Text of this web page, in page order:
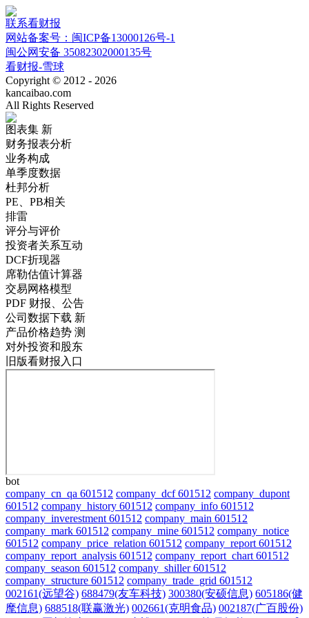
联系看财报
网站备案号：闽ICP备13000126号-1
闽公网安备 35082302000135号
看财报-雪球
Copyright © 2012 - 2026
kancaibao.com
All Rights Reserved
图表集 新
财务报表分析
业务构成
单季度数据
杜邦分析
PE、PB相关
排雷
评分与评价
投资者关系互动
DCF折现器
席勒估值计算器
交易网格模型
PDF 财报、公告
公司数据下载 新
产品价格趋势 测
对外投资和股东
旧版看财报入口
bot
company_cn_qa 601512 company_dcf 601512 company_dupont
601512 company_history 601512 company_info 601512
company_inverestment 601512 company_main 601512
company_mark 601512 company_mine 601512 company_notice
601512 company_price_relation 601512 company_report 601512
company_report_analysis 601512 company_report_chart 601512
company_season 601512 company_shiller 601512
company_structure 601512 company_trade_grid 601512
002161(远望谷) 688479(友车科技) 300380(安硕信息) 605186(健
麾信息) 688518(联赢激光) 002661(克明食品) 002187(广百股份)